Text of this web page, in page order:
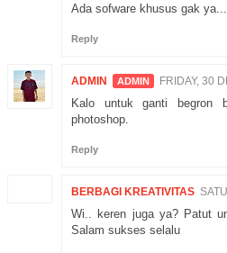
Ada sofware khusus gak
Reply
ADMIN FRIDAY, 30
Kalo untuk ganti begron
photoshop.
Reply
BERBAGI KREATIVITAS
Wi.. keren juga ya? Patut
Salam sukses selalu